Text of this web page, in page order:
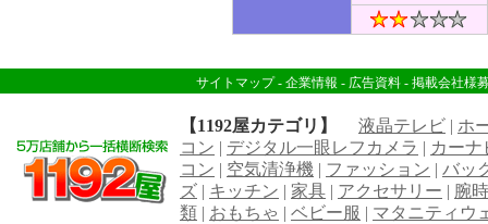
サイトマップ- 企業情報 - 広告資料 - 掲載会社様
【1192屋カテゴリ】 液晶テレビ | ホ
コン | デジタル一眼レフカメラ | カーナ
コン | 空気清浄機 | ファッション | バッ
ズ | キッチン | 家具 | アクセサリー | 腕
類 | おもちゃ | ベビー服 | マタニティウ